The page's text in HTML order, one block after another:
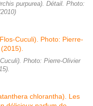
purpurea). Détail. Photo:
Photo: Pierre-Olivier